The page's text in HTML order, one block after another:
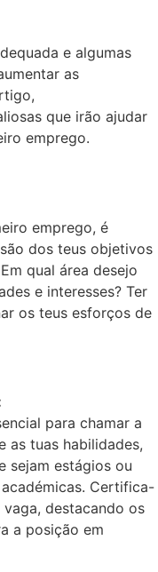
e algumas
as
que irão ajudar
emprego.
emprego, é
dos teus objetivos
qual área desejo
e interesses? Ter
os teus esforços de
para chamar a
as tuas habilidades,
sejam estágios ou
Certifica-
destacando os
a posição em